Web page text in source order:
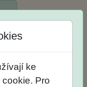
ke
Pro